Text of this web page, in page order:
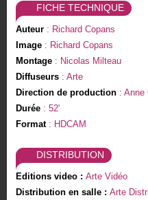
FICHE TECHNIQUE
Auteur: Richard Copans
Image: Richard Copans
Montage: Nicolas Milteau
Diffuseurs: Arte
Direction de production: Anne
Durée: 52'
Format: HDCAM
DISTRIBUTION
Editions video : Arte Vidéo
Distribution en salle : Arte